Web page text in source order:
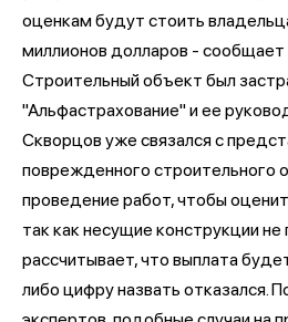
оценкам будут стоить
миллионов долларов - сообщает
Строительный объект был
"Альфастрахование" и ее
Скворцов уже связался с
поврежденного строительного
проведение работ, чтобы
так как несущие конструкции
рассчитывает, что выплата
либо цифру назвать отказался.